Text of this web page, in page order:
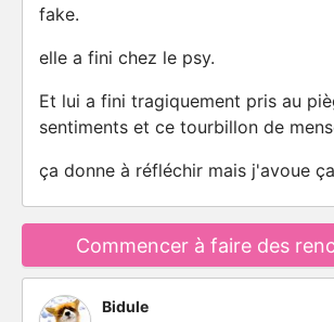
fake.
elle a fini chez le psy.
Et lui a fini tragiquement pris au
sentiments et ce tourbillon de
ça donne à réfléchir mais j'avoue
Commencer à faire des
Bidule